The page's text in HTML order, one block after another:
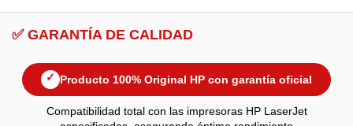
✅ GARANTÍA DE CALIDAD
✓ Producto 100% Original HP con garantía oficial
Compatibilidad total con las impresoras HP LaserJet